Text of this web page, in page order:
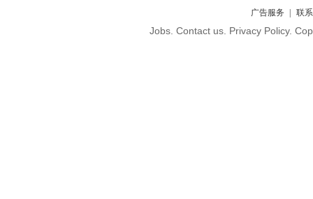
广告服务 联
Jobs. Contact us. Privacy Policy.